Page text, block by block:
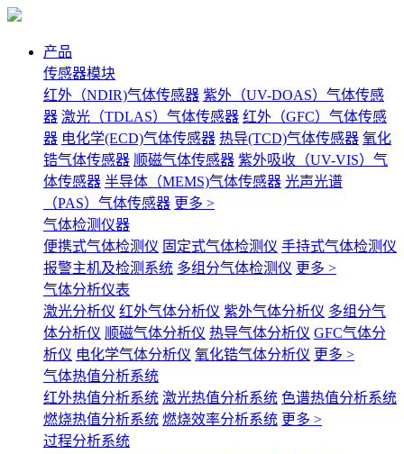
产品
传感器模块
红外（NDIR)气体传感器 紫外（UV-DOAS）气体传感
器 激光（TDLAS）气体传感器 红外（GFC）气体传感
器 电化学(ECD)气体传感器 热导(TCD)气体传感器 氧化
锆气体传感器 顺磁气体传感器 紫外吸收（UV-VIS）气
体传感器 半导体（MEMS)气体传感器 光声光谱
（PAS）气体传感器 更多 >
气体检测仪器
便携式气体检测仪 固定式气体检测仪 手持式气体检测仪
报警主机及检测系统 多组分气体检测仪 更多 >
气体分析仪表
激光分析仪 红外气体分析仪 紫外气体分析仪 多组分气
体分析仪 顺磁气体分析仪 热导气体分析仪 GFC气体分
析仪 电化学气体分析仪 氧化锆气体分析仪 更多 >
气体热值分析系统
红外热值分析系统 激光热值分析系统 色谱热值分析系统
燃烧热值分析系统 燃烧效率分析系统 更多 >
过程分析系统